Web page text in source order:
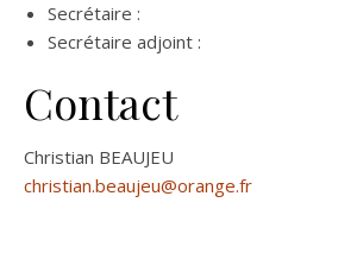
Secrétaire :
Secrétaire adjoint :
Contact
Christian BEAUJEU
christian.beaujeu@orange.fr